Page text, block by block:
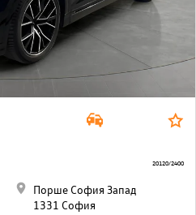
Порше София Запад
1331 София
20120/2400